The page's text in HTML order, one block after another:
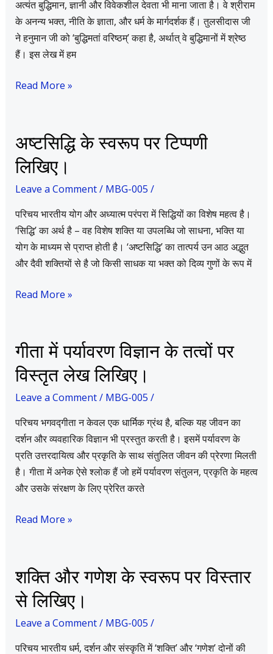
अत्यंत बुद्धिमान, ज्ञानी और विवेकशील देवता भी माना जाता है। वे श्रीराम
के अनन्य भक्त, नीति के ज्ञाता, और धर्म के मार्गदर्शक हैं। तुलसीदास जी
ने हनुमान जी को ‘बुद्धिमतां वरिष्ठम्’ कहा है, अर्थात् वे बुद्धिमानों में श्रेष्ठ
हैं। इस लेख में हम
लेख
लिखिए।
Read More »
अष्टसिद्धि के स्वरूप पर टिप्पणी
लिखिए।
Leave a Comment/ MBG-005 /
परिचय भारतीय योग और अध्यात्म परंपरा में सिद्धियों का विशेष महत्व है।
‘सिद्धि’ का अर्थ है – वह विशेष शक्ति या उपलब्धि जो साधना, भक्ति या
योग के माध्यम से प्राप्त होती है। ‘अष्टसिद्धि’ का तात्पर्य उन आठ अद्भुत
और दैवी शक्तियों से है जो किसी साधक या भक्त को दिव्य गुणों के रूप में
अष्टसिद्धि
के
स्वरूप
पर
लिखिए।
Read More »
गीता में पर्यावरण विज्ञान के तत्वों पर
विस्तृत लेख लिखिए।
Leave a Comment/ MBG-005 /
परिचय भगवद्गीता न केवल एक धार्मिक ग्रंथ है, बल्कि यह जीवन का
दर्शन और व्यवहारिक विज्ञान भी प्रस्तुत करती है। इसमें पर्यावरण के
प्रति उत्तरदायित्व और प्रकृति के साथ संतुलित जीवन की प्रेरणा मिलती
है। गीता में अनेक ऐसे श्लोक हैं जो हमें पर्यावरण संतुलन, प्रकृति के महत्व
और उसके संरक्षण के लिए प्रेरित करते
गीता
में
पर्यावरण
विज्ञान
तत्वों
पर
विस्तृत
लेख
लिखिए।
Read More »
शक्ति और गणेश के स्वरूप पर विस्तार
से लिखिए।
Leave a Comment/ MBG-005 /
परिचय भारतीय धर्म, दर्शन और संस्कृति में ‘शक्ति’ और ‘गणेश’ दोनों की
शक्ति
और
गणेश
के